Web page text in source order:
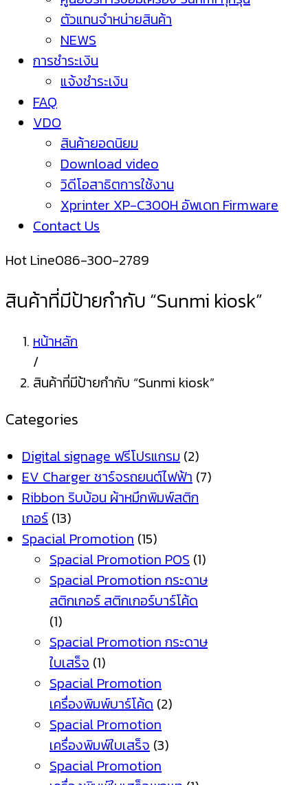
ตัวแทนจำหน่ายสินค้า
NEWS
การชำระเงิน
แจ้งชำระเงิน
FAQ
VDO
สินค้ายอดนิยม
Download video
วิดีโอสาธิตการใช้งาน
Xprinter XP-C300H อัพเดท Firmware
Contact Us
Hot Line086-300-2789
สินค้าที่มีป้ายกำกับ “Sunmi kiosk”
หน้าหลัก
/
สินค้าที่มีป้ายกำกับ “Sunmi kiosk”
Categories
Digital signage ฟรีโปรแกรม (2)
EV Charger ชาร์จรถยนต์ไฟฟ้า (7)
Ribbon ริบบ้อน ผ้าหมึกพิมพ์สติก
เกอร์ (13)
Spacial Promotion (15)
Spacial Promotion POS (1)
Spacial Promotion กระดาษ
สติกเกอร์ สติกเกอร์บาร์โค้ด
(1)
Spacial Promotion กระดาษ
ใบเสร็จ (1)
Spacial Promotion
เครื่องพิมพ์บาร์โค้ด (2)
Spacial Promotion
เครื่องพิมพ์ใบเสร็จ (3)
Spacial Promotion